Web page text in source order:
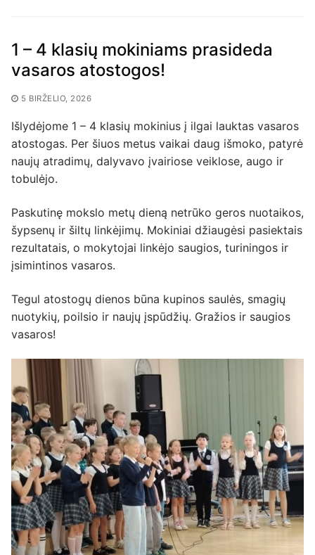
1 – 4 klasių mokiniams prasideda
vasaros atostogos!
5 BIRŽELIO, 2026
Išlydėjome 1 – 4 klasių mokinius į ilgai lauktas vasaros
atostogas. Per šiuos metus vaikai daug išmoko, patyrė
naujų atradimų, dalyvavo įvairiose veiklose, augo ir
tobulėjo.
Paskutinę mokslo metų dieną netrūko geros nuotaikos,
šypsenų ir šiltų linkėjimų. Mokiniai džiaugėsi pasiektais
rezultatais, o mokytojai linkėjo saugios, turiningos ir
įsimintinos vasaros.
Tegul atostogų dienos būna kupinos saulės, smagių
nuotykių, poilsio ir naujų įspūdžių. Gražios ir saugios
vasaros!